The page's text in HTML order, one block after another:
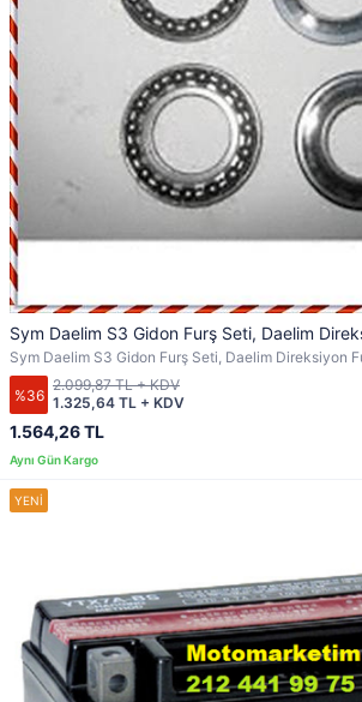
Sym Daelim S3 Gidon Furş Seti, Daelim
Sym Daelim S3 Gidon Furş Seti, Daelim Direksiyon
%36
1.564,26 TL
1.325,64 TL + KDV
2.099,87 TL + KDV